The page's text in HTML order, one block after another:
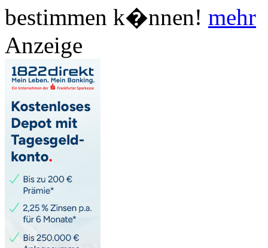
bestimmen k�nnen! mehr
Anzeige